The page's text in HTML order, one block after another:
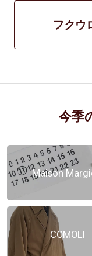
フクウ
今季
Maison
COMOLI